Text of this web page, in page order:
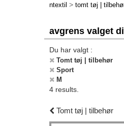
ntextil > tomt tøj |
avgrens valget
Du har valgt :
Tomt tøj | tilbehør
Sport
M
4 results.
Tomt tøj | tilbehør